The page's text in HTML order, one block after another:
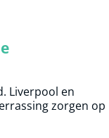
Liverpool en
zorgen op